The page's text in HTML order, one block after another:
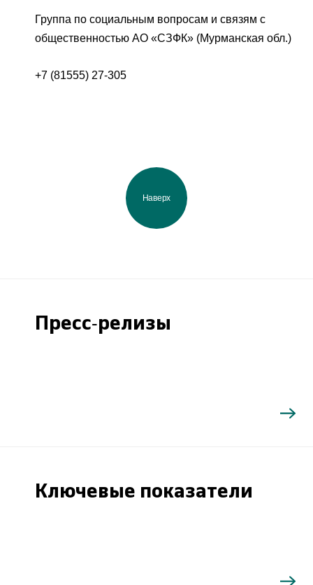
Группа по социальным вопросам и связям с
общественностью АО «СЗФК» (Мурманская обл.)
+7 (81555) 27-305
Наверх
Пресс-релизы
Ключевые показатели